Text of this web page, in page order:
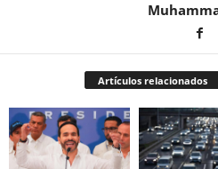
Artículos relacionados